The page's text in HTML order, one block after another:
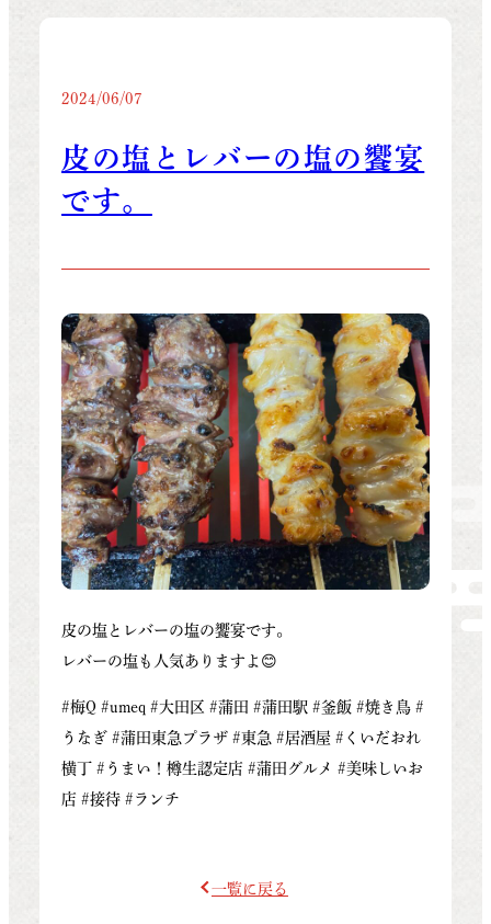
2024/06/07
皮の塩とレバーの塩の饗宴
です。
皮の塩とレバーの塩の饗宴です。
レバーの塩も人気ありますよ😊
#梅Q #umeq #大田区 #蒲田 #蒲田駅 #釜飯 #焼き鳥 #
うなぎ #蒲田東急プラザ #東急 #居酒屋 #くいだおれ
横丁 #うまい！樽生認定店 #蒲田グルメ #美味しいお
店 #接待 #ランチ
一覧に戻る